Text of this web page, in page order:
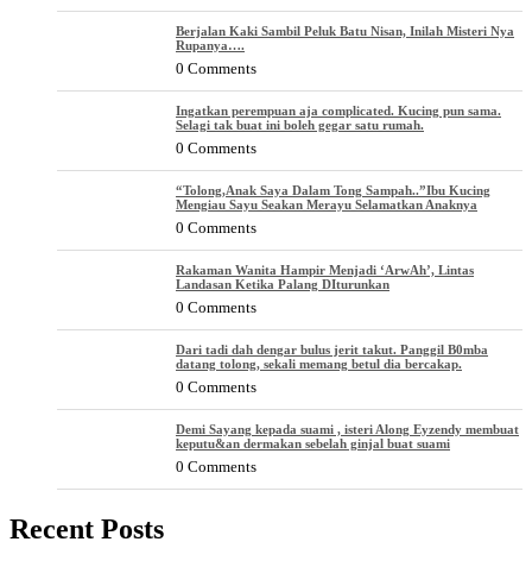
Berjalan Kaki Sambil Peluk Batu Nisan, Inilah Misteri Nya
Rupanya….
0 Comments
Ingatkan perempuan aja complicated. Kucing pun sama.
Selagi tak buat ini boleh gegar satu rumah.
0 Comments
“Tolong,Anak Saya Dalam Tong Sampah..”Ibu Kucing
Mengiau Sayu Seakan Merayu Selamatkan Anaknya
0 Comments
Rakaman Wanita Hampir Menjadi ‘ArwAh’, Lintas
Landasan Ketika Palang DIturunkan
0 Comments
Dari tadi dah dengar bulus jerit takut. Panggil B0mba
datang tolong, sekali memang betul dia bercakap.
0 Comments
Demi Sayang kepada suami , isteri Along Eyzendy membuat
keputu&an dermakan sebelah ginjal buat suami
0 Comments
Recent Posts